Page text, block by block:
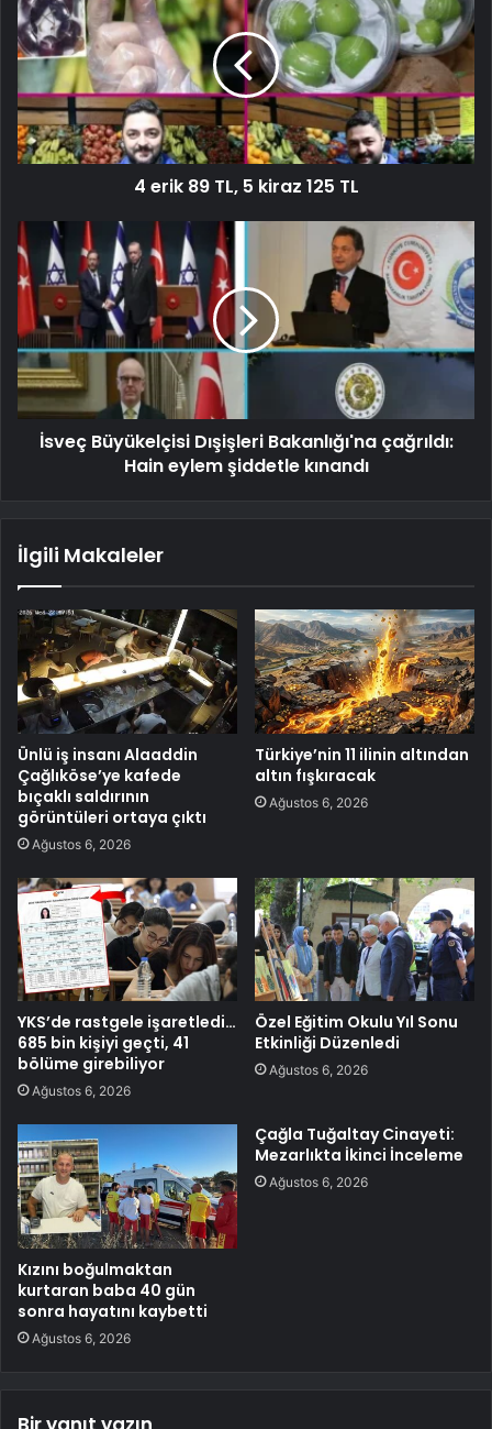
4 erik 89 TL, 5 kiraz 125 TL
İsveç Büyükelçisi Dışişleri Bakanlığı'na çağrıldı:
Hain eylem şiddetle kınandı
İlgili Makaleler
Ünlü iş insanı Alaaddin
Çağlıköse’ye kafede
bıçaklı saldırının
görüntüleri ortaya çıktı
Ağustos 6, 2026
Türkiye’nin 11 ilinin altından
altın fışkıracak
Ağustos 6, 2026
YKS’de rastgele işaretledi…
685 bin kişiyi geçti, 41
bölüme girebiliyor
Ağustos 6, 2026
Özel Eğitim Okulu Yıl Sonu
Etkinliği Düzenledi
Ağustos 6, 2026
Kızını boğulmaktan
kurtaran baba 40 gün
sonra hayatını kaybetti
Ağustos 6, 2026
Çağla Tuğaltay Cinayeti:
Mezarlıkta İkinci İnceleme
Ağustos 6, 2026